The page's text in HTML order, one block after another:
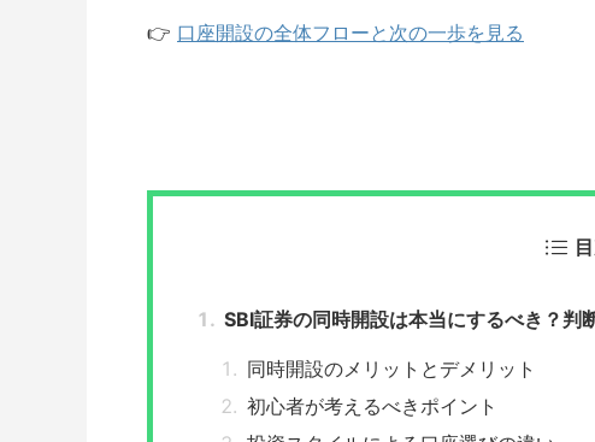
👉 口座開設の全体フローと次の一歩を見る
SBI証券の同時開設は本当にするべき？判
同時開設のメリットとデメリット
初心者が考えるべきポイント